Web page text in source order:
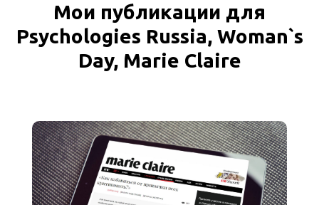
Мои публикации для
Psychologies Russia, Woman`s
Day, Marie Claire